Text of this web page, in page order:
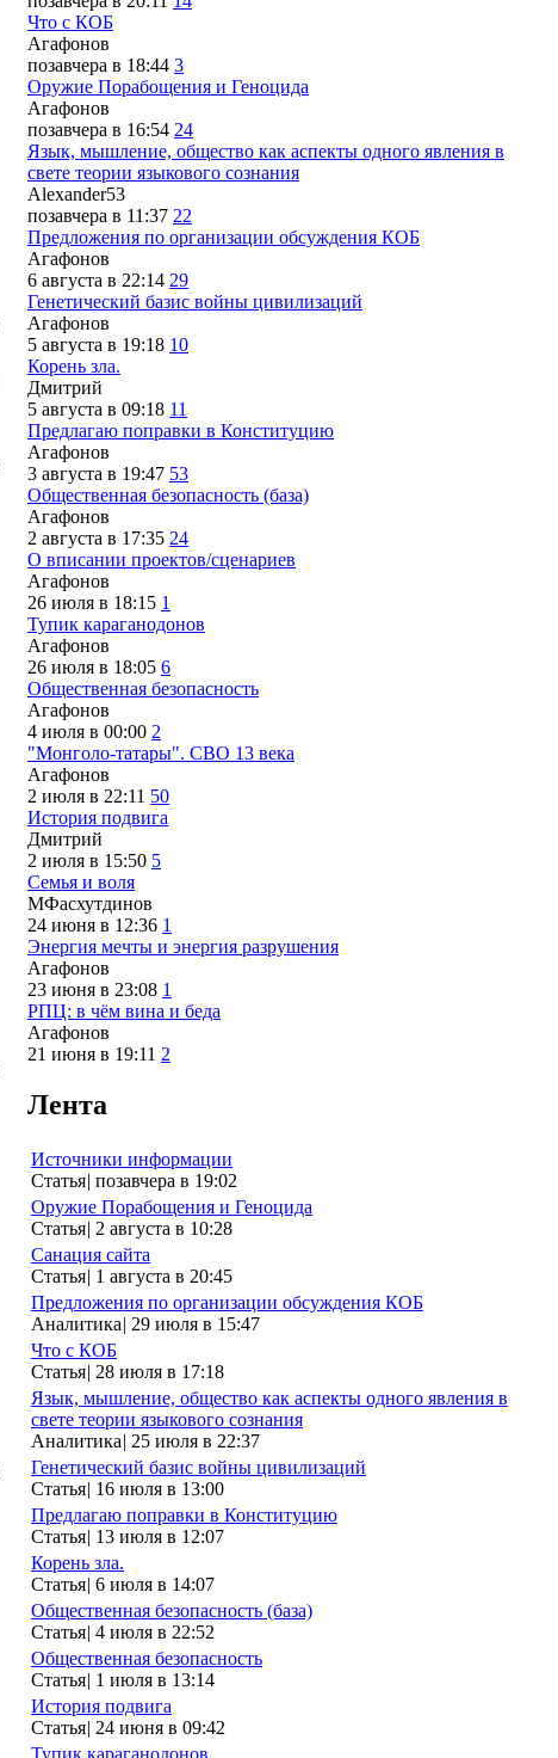
Что с КОБ
Агафонов
позавчера в 18:44 3
Оружие Порабощения и Геноцида
Агафонов
позавчера в 16:54 24
Язык, мышление, общество как аспекты одного явления в
свете теории языкового сознания
Alexander53
позавчера в 11:37 22
Предложения по организации обсуждения КОБ
Агафонов
6 августа в 22:14 29
Генетический базис войны цивилизаций
Агафонов
5 августа в 19:18 10
Корень зла.
Дмитрий
5 августа в 09:18 11
Предлагаю поправки в Конституцию
Агафонов
3 августа в 19:47 53
Общественная безопасность (база)
Агафонов
2 августа в 17:35 24
О вписании проектов/сценариев
Агафонов
26 июля в 18:15 1
Тупик караганодонов
Агафонов
26 июля в 18:05 6
Общественная безопасность
Агафонов
4 июля в 00:00 2
"Монголо-татары". СВО 13 века
Агафонов
2 июля в 22:11 50
История подвига
Дмитрий
2 июля в 15:50 5
Семья и воля
МФасхутдинов
24 июня в 12:36 1
Энергия мечты и энергия разрушения
Агафонов
23 июня в 23:08 1
РПЦ: в чём вина и беда
Агафонов
21 июня в 19:11 2
Лента
Источники информации
Статья| позавчера в 19:02
Оружие Порабощения и Геноцида
Статья| 2 августа в 10:28
Санация сайта
Статья| 1 августа в 20:45
Предложения по организации обсуждения КОБ
Аналитика| 29 июля в 15:47
Что с КОБ
Статья| 28 июля в 17:18
Язык, мышление, общество как аспекты одного явления в
свете теории языкового сознания
Аналитика| 25 июля в 22:37
Генетический базис войны цивилизаций
Статья| 16 июля в 13:00
Предлагаю поправки в Конституцию
Статья| 13 июля в 12:07
Корень зла.
Статья| 6 июля в 14:07
Общественная безопасность (база)
Статья| 4 июля в 22:52
Общественная безопасность
Статья| 1 июля в 13:14
История подвига
Статья| 24 июня в 09:42